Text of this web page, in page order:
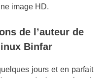
image HD.
de l’auteur de
Binfar
jours et en parfait